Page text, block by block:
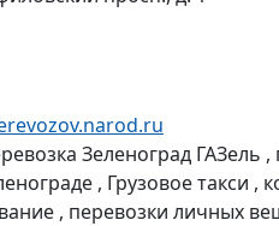
Зеленоград ГАЗель
, Грузовое такси
, перевозки личных